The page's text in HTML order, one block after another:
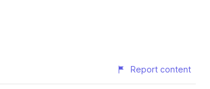
Report content